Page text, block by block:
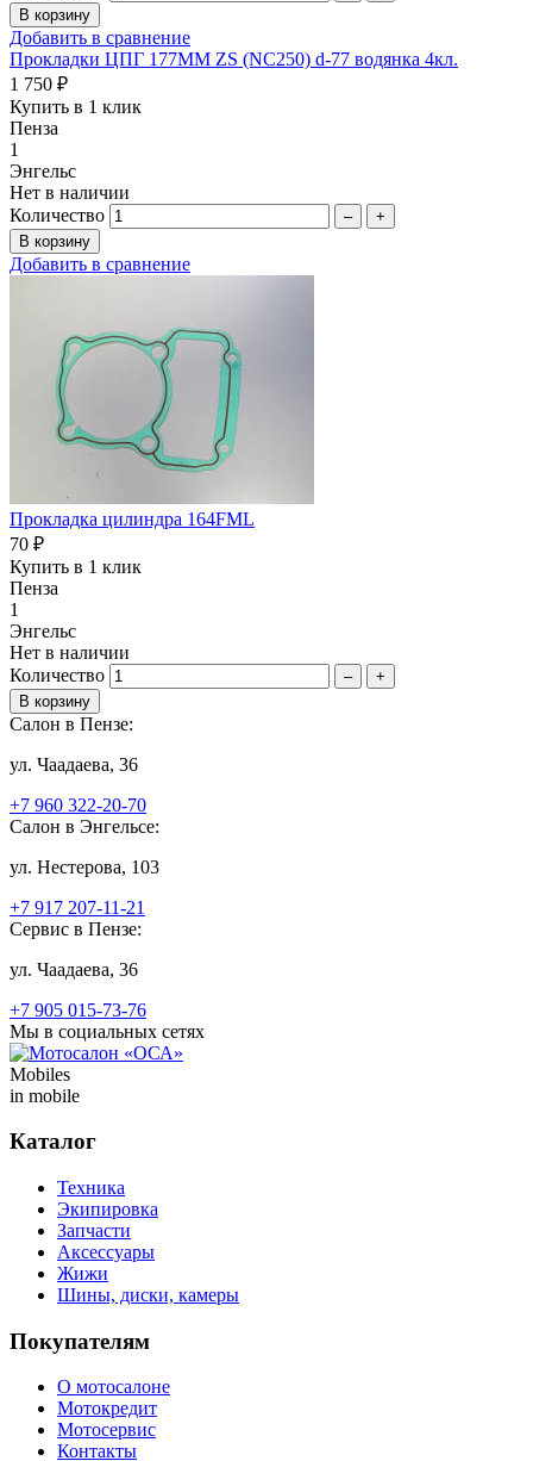
Добавить в сравнение
Прокладки ЦПГ 177MM ZS (NC250) d-77 водянка 4кл.
1 750 ₽
Купить в 1 клик
Пенза
1
Энгельс
Нет в наличии
Количество
– +
Добавить в сравнение
Прокладка цилиндра 164FML
70 ₽
Купить в 1 клик
Пенза
1
Энгельс
Нет в наличии
Количество
– +
Салон в Пензе:
ул. Чаадаева, 36
+7 960 322-20-70
Салон в Энгельсе:
ул. Нестерова, 103
+7 917 207-11-21
Сервис в Пензе:
ул. Чаадаева, 36
+7 905 015-73-76
Мы в социальных сетях
Mobiles
in mobile
Каталог
Техника
Экипировка
Запчасти
Аксессуары
Жижи
Шины, диски, камеры
Покупателям
О мотосалоне
Мотокредит
Мотосервис
Контакты